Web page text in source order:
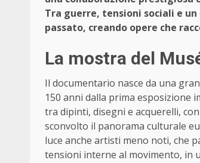
Tra guerre, tensioni sociali e
passato, creando opere che
La mostra del
Il documentario nasce da una
150 anni dalla prima esposizione
tra dipinti, disegni e acquerelli,
sconvolto il panorama culturale
luce anche artisti meno noti, che
tensioni interne al movimento, in